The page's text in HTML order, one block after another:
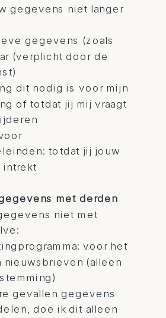
gegevens niet langer
gegevens (zoals
(verplicht door de
dit nodig is voor mijn
of totdat jij mij vraagt
totdat jij jouw
intrekt
met derden
niet met
voor het
nieuwsbrieven (alleen
gevallen gegevens
doe ik dit alleen